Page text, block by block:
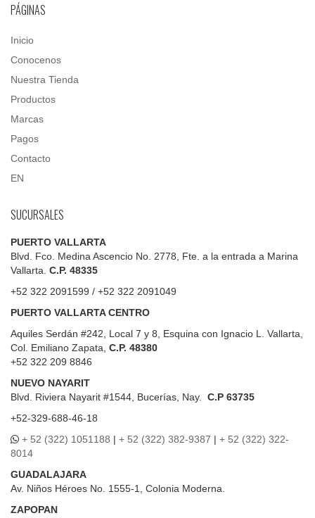
PÁGINAS
Inicio
Conocenos
Nuestra Tienda
Productos
Marcas
Pagos
Contacto
EN
SUCURSALES
PUERTO VALLARTA
Blvd. Fco. Medina Ascencio No. 2778, Fte. a la entrada a Marina
Vallarta. C.P. 48335
+52 322 2091599 / +52 322 2091049
PUERTO VALLARTA CENTRO
Aquiles Serdán #242, Local 7 y 8, Esquina con Ignacio L. Vallarta,
Col. Emiliano Zapata, C.P. 48380
+52 322 209 8846
NUEVO NAYARIT
Blvd.
Riviera Nayarit #1544, Bucerías, Nay. C.P 63735
+52-329-688-46-18
+ 52 (322) 1051188 | + 52 (322) 382-9387 | + 52 (322) 322-
8014
GUADALAJARA
Av. Niños Héroes No. 1555-1, Colonia Moderna.
ZAPOPAN